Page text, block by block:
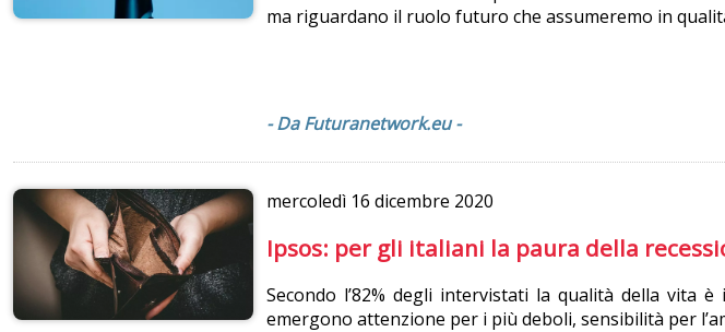
ma riguardano il ruolo futuro che assumeremo in
- Da Futuranetwork.eu -
mercoledì 16 dicembre 2020
Ipsos: per gli italiani la paura della
Secondo l’82% degli intervistati la qualità della vita
emergono attenzione per i più deboli, sensibilità per